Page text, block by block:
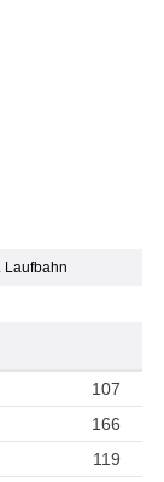
Laufbahn
107
166
119